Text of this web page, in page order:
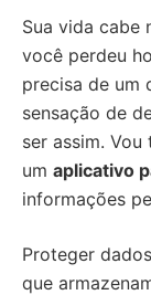
Sua vida cabe
você perdeu
precisa de um
sensação de
ser assim.
um aplicativo
informações
Proteger
que